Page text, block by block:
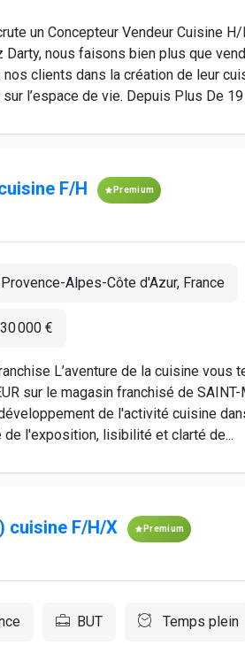
un Concepteur Vendeur Cuisine
nous faisons bien plus que
nos clients dans la création de leur
l’espace de vie. Depuis Plus De 19
F/H Premium
Alpes-Côte d'Azur, France
000 €
L’aventure de la cuisine vous
sur le magasin franchisé de
de l'activité cuisine
de l'exposition, lisibilité et clarté de...
cuisine F/H/X Premium
BUT Temps plein